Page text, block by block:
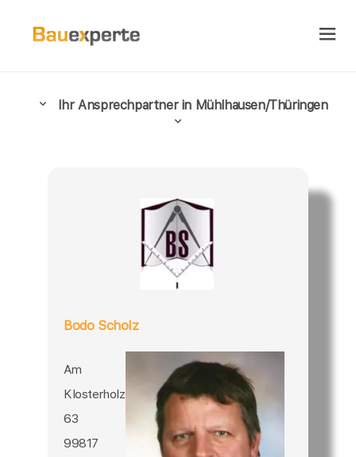
Ihr Ansprechpartner in Mühlhausen/Thüringen
Bodo Scholz
Am
Klosterholz
63
99817